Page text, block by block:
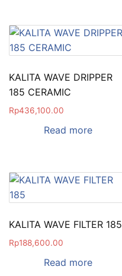
KALITA WAVE DRIPPER
185 CERAMIC
Rp436,100.00
Read more
KALITA WAVE FILTER 185
Rp188,600.00
Read more